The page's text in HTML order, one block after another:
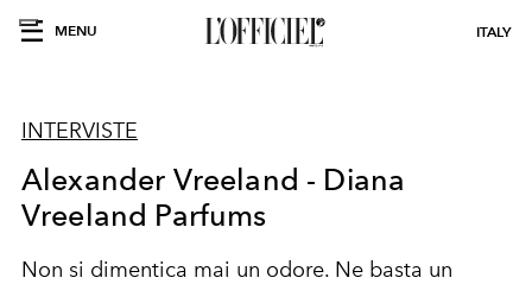
MENU ITALY
INTERVISTE
Alexander Vreeland - Diana
Vreeland Parfums
Non si dimentica mai un odore. Ne basta un